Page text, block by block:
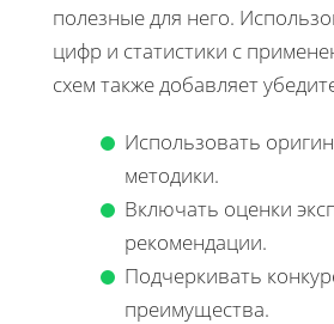
полезные для него.
цифр и статистики с
схем также добавляет
Использовать
методики.
Включать оценки
рекомендации.
Подчеркивать
преимущества.